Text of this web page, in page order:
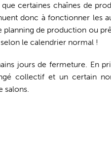
certaines chaînes de
donc à fonctionner les
de production ou
le calendrier normal !
jours de fermeture. En
collectif et un certain
salons.